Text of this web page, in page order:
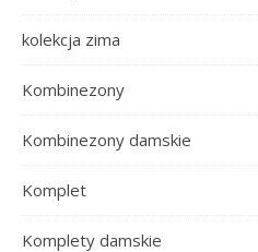
kolekcja zima
Kombinezony
Kombinezony damskie
Komplet
Komplety damskie